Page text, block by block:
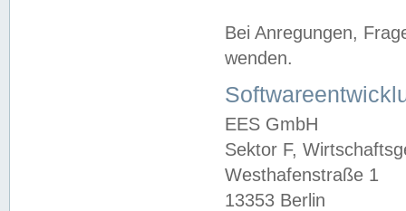
Bei Anregungen,
wenden.
EES GmbH
Sektor F,
Westhafenstraße 1
13353 Berlin